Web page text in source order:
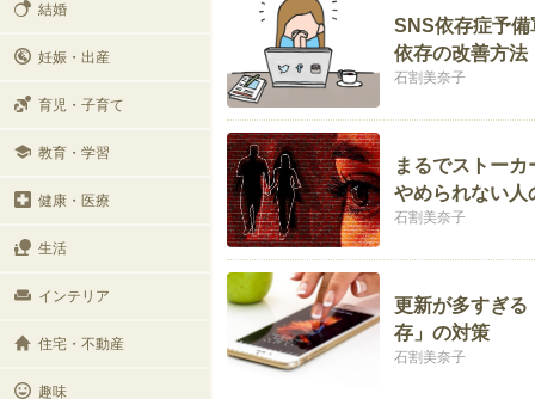
結婚
妊娠・出産
育児・子育て
教育・学習
健康・医療
生活
インテリア
住宅・不動産
趣味
SNS依存症予
依存の改善方法
石割美奈子
まるでストー
やめられない人
石割美奈子
更新が多すぎる
存」の対策
石割美奈子